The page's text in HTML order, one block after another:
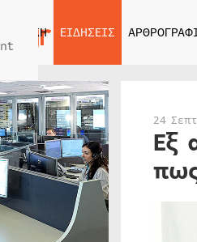
ΑΡΧΙΚΗ ΕΙΔΗΣΕΙΣ
24
Εξ